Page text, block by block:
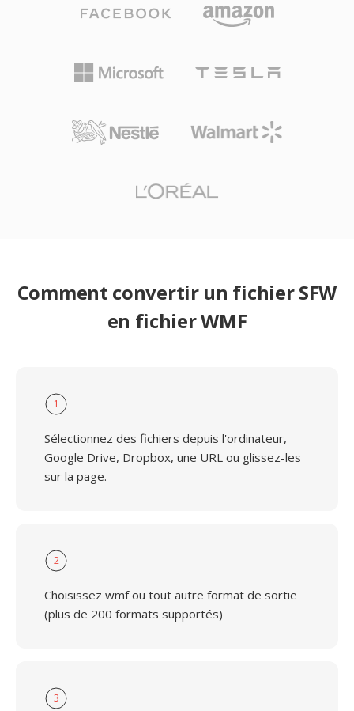
Comment convertir un fichier SFW
en fichier WMF
1
Sélectionnez des fichiers depuis l'ordinateur,
Google Drive, Dropbox, une URL ou glissez-les
sur la page.
2
Choisissez wmf ou tout autre format de sortie
(plus de 200 formats supportés)
3